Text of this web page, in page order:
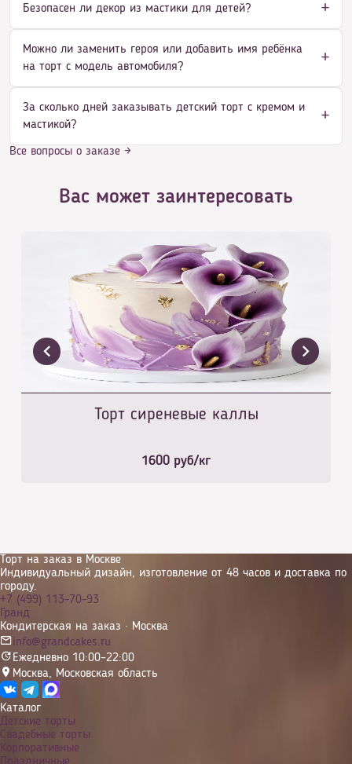
Безопасен ли декор из мастики для детей?
Можно ли заменить героя или добавить имя ребёнка
на торт с модель автомобиля?
За сколько дней заказывать детский торт с кремом и
мастикой?
Все вопросы о заказе →
Вас может заинтересовать
Торт сиреневые каллы
1600 руб/кг
Торт на заказ в Москве
Индивидуальный дизайн, изготовление от 48 часов и доставка по
городу.
+7 (499) 113-70-93
Гранд
Кондитерская на заказ · Москва
info@grandcakes.ru
Ежедневно 10:00–22:00
Москва, Московская область
Каталог
Детские торты
Свадебные торты
Корпоративные
Праздничные